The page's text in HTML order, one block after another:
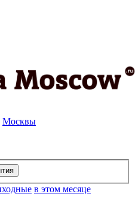
Москвы
в этом месяце